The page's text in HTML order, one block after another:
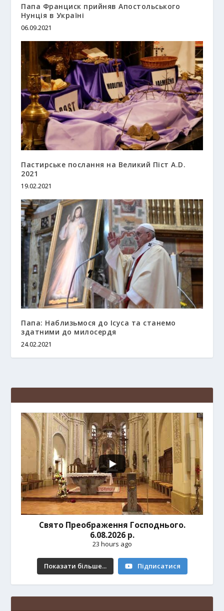
Папа Франциск прийняв Апостольського
Нунція в Україні
06.09.2021
Пастирське послання на Великий Піст A.D.
2021
19.02.2021
Папа: Наблизьмося до Ісуса та станемо
здатними до милосердя
24.02.2021
Свято Преображення Господнього.
6.08.2026 р.
23 hours ago
Показати більше... Підписатися